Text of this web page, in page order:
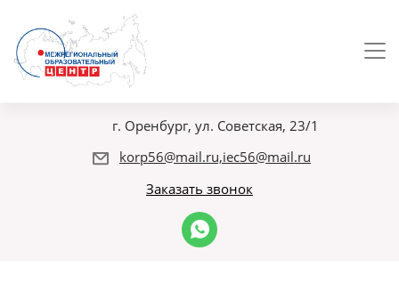
г. Оренбург, ул. Советская, 23/1
korp56@mail.ru,iec56@mail.ru
Заказать звонок